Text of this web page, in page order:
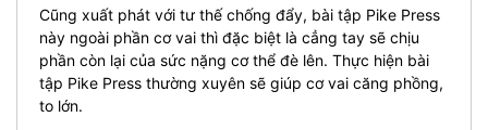
Cũng xuất phát với tư thế chống đẩy, bài tập Pike Press
này ngoài phần cơ vai thì đặc biệt là cẳng tay sẽ chịu
phần còn lại của sức nặng cơ thể đè lên. Thực hiện bài
tập Pike Press thường xuyên sẽ giúp cơ vai căng phồng,
to lớn.